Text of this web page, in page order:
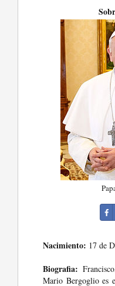
Nacimiento: 17 de
Biografia:
Mario Bergoglio es